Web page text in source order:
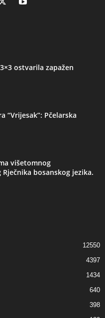
ostvarila zapažen
“Vrijesak”: Pčelarska
višetomnog
bosanskog jezika.
12550
4397
1434
640
398